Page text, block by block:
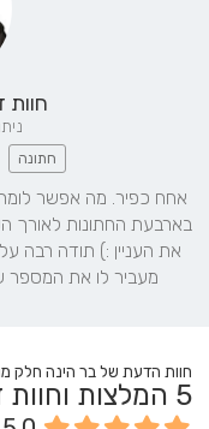
חתונה
מעביר לו את המספר
חוות הדעת של בר הינה חלק
5 המלצות